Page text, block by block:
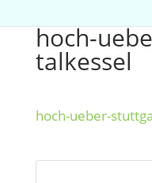
hoch-
talkessel
hoch-ueber-